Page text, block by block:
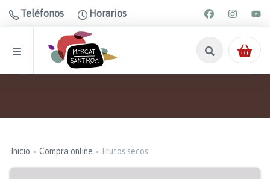
Teléfonos Horarios
Inicio Compra online Frutos secos